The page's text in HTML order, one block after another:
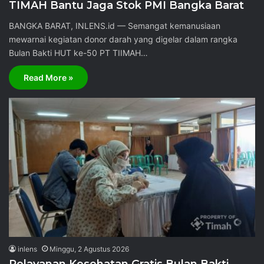
TIMAH Bantu Jaga Stok PMI Bangka Barat
BANGKA BARAT, INLENS.id — Semangat kemanusiaan
mewarnai kegiatan donor darah yang digelar dalam rangka
Bulan Bakti HUT ke-50 PT TIIMAH…
Read More »
inlens Minggu, 2 Agustus 2026